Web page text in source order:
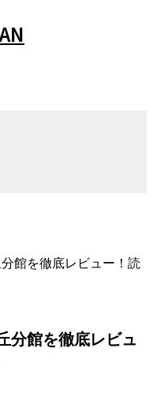
館を徹底レビュー！読
分館を徹底レビュ